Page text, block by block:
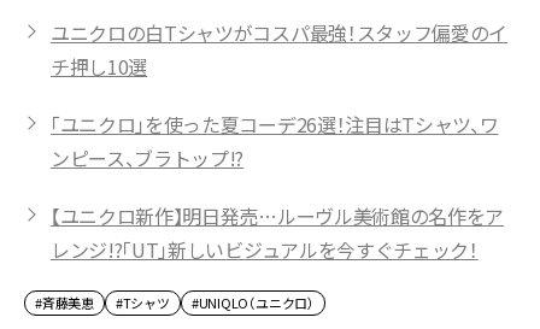
ユニクロの白Tシャツがコスパ最強！スタッフ偏愛のイ
チ押し10選
「ユニクロ」を使った夏コーデ26選！注目はTシャツ、ワ
ンピース、ブラトップ!?
【ユニクロ新作】明日発売…ルーヴル美術館の名作をア
レンジ!?「UT」新しいビジュアルを今すぐチェック！
#斉藤美恵 #Tシャツ #UNIQLO（ユニクロ）